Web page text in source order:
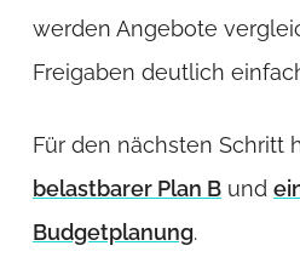
werden Angebote
Freigaben deutlich
Für den nächsten Schritt
belastbarer Plan Bund
Budgetplanung.